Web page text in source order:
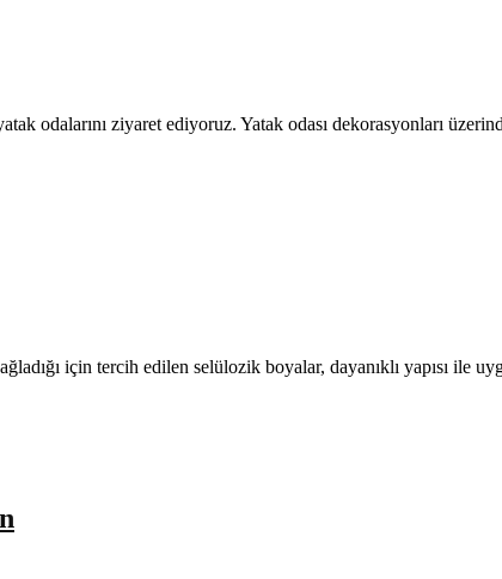
odalarını ziyaret ediyoruz. Yatak odası dekorasyonları
için tercih edilen selülozik boyalar, dayanıklı yapısı ile